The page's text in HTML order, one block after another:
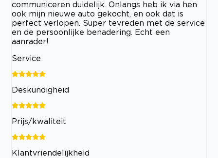
communiceren duidelijk. Onlangs heb ik via hen
ook mijn nieuwe auto gekocht, en ook dat is
perfect verlopen. Super tevreden met de service
en de persoonlijke benadering. Echt een
aanrader!
Service
Deskundigheid
Prijs/kwaliteit
Klantvriendelijkheid